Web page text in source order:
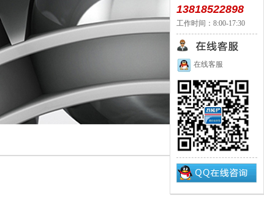
13818522898
工作时间：8:00-17:30
在线客服